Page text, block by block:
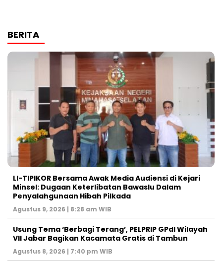
BERITA
LI-TIPIKOR Bersama Awak Media Audiensi di Kejari
Minsel: Dugaan Keterlibatan Bawaslu Dalam
Penyalahgunaan Hibah Pilkada
Agustus 9, 2026 | 8:28 am WIB
‎Usung Tema ‘Berbagi Terang’, PELPRIP GPdI Wilayah
VII Jabar Bagikan Kacamata Gratis di Tambun
Agustus 8, 2026 | 7:40 pm WIB